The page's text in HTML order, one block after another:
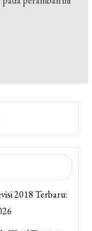
2018 Terbaru: